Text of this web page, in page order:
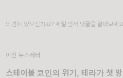
의견이 있으신가요? 제일 먼저 댓글을 달아보세
이전 뉴스레터
스테이블 코인의 위기, 테라가 첫 방